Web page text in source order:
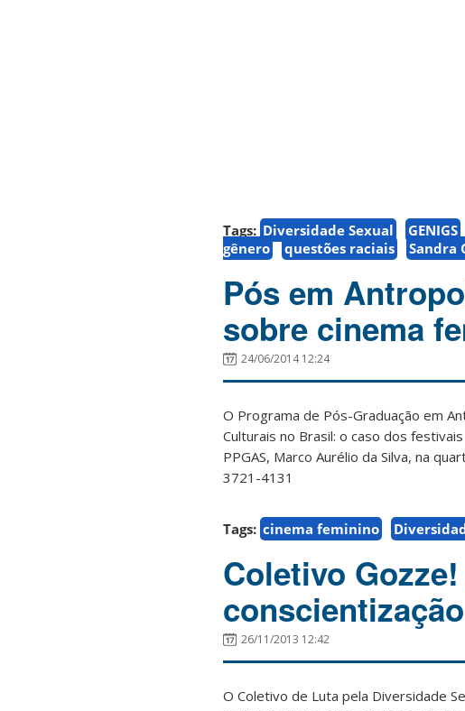
Tags: Diversidade Sexual GENIGS
gênero
questões raciais Sandra
Pós em
sobre cinema
24/06/2014 12:24
O Programa de Pós-Graduação em
Culturais no Brasil: o caso dos
PPGAS, Marco Aurélio da Silva, na
3721-4131
Tags: cinema feminino
Coletivo
26/11/2013 12:42
O Coletivo de Luta pela Diversidade